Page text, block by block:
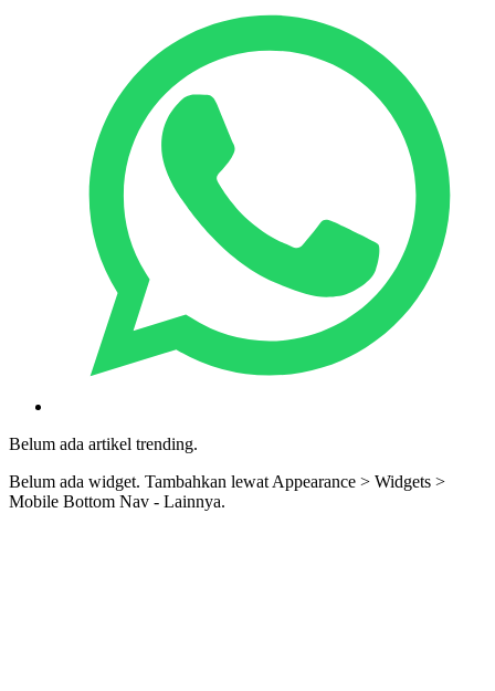
Belum ada artikel trending.
Belum ada widget. Tambahkan lewat Appearance > Widgets >
Mobile Bottom Nav - Lainnya.